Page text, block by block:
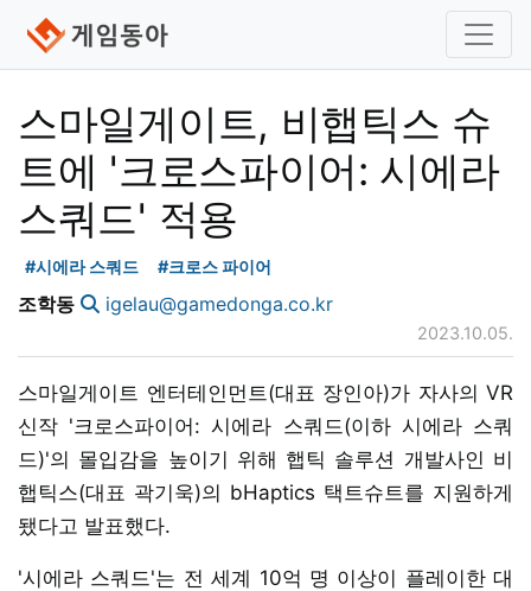
스마일게이트, 비햅틱스 슈
트에 '크로스파이어: 시에라
스쿼드' 적용
#시에라 스쿼드 #크로스 파이어
조학동 igelau@gamedonga.co.kr
2023.10.05.
스마일게이트 엔터테인먼트(대표 장인아)가 자사의 VR
신작 '크로스파이어: 시에라 스쿼드(이하 시에라 스쿼
드)'의 몰입감을 높이기 위해 햅틱 솔루션 개발사인 비
햅틱스(대표 곽기욱)의 bHaptics 택트슈트를 지원하게
됐다고 발표했다.
'시에라 스쿼드'는 전 세계 10억 명 이상이 플레이한 대